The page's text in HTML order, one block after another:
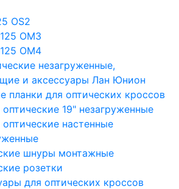
OS2
OM3
OM4
незагруженные,
и аксессуары Лан Юнион
планки для оптических кроссов
19" незагруженные
настенные
шнуры монтажные
розетки
для оптических кроссов